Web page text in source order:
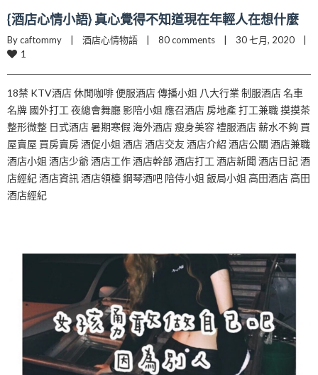
{酒店心情小語} 真心覺得不知道現在年輕人在想什麼
By caftommy    | 酒店心情物語
    |
80 comments
1
18禁 KTV酒店 休閒咖啡 便服酒店 傳播小姐 八大行業 制服酒店 名車
名牌 國外打工 夜總會舞廳 影陪小姐 應召酒店 房地產 打工兼職 摸摸茶
整形微整 日式酒店 暑期寒假 海外酒店 瘦身美容 禮服酒店 薪水不夠 買
屋賣屋 買房賣房 酒促小姐 酒店 酒店交友 酒店介紹 酒店公關 酒店兼職
酒店小姐 酒店少爺 酒店工作 酒店幹部 酒店打工 酒店新聞 酒店日記 酒
店經紀 酒店資訊 酒店領檯 鋼琴酒吧 陪侍小姐 飯局小姐 高田酒店 高田
酒店經紀